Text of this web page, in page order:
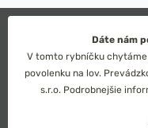
Dáte nám
V tomto rybníčku chytáme
povolenku na lov.
s.r.o. Podrobnejšie